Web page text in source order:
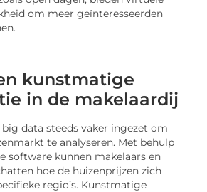
om meer geïnteresseerden
kunstmatige
in de makelaardij
data steeds vaker ingezet om
te analyseren. Met behulp
software kunnen makelaars en
hoe de huizenprijzen zich
regio’s. Kunstmatige